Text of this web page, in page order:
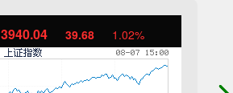
3940.04 39.68 1.02%